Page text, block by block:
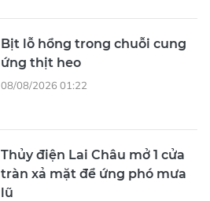
Bịt lỗ hổng trong chuỗi cung
ứng thịt heo
08/08/2026 01:22
Thủy điện Lai Châu mở 1 cửa
tràn xả mặt để ứng phó mưa
lũ